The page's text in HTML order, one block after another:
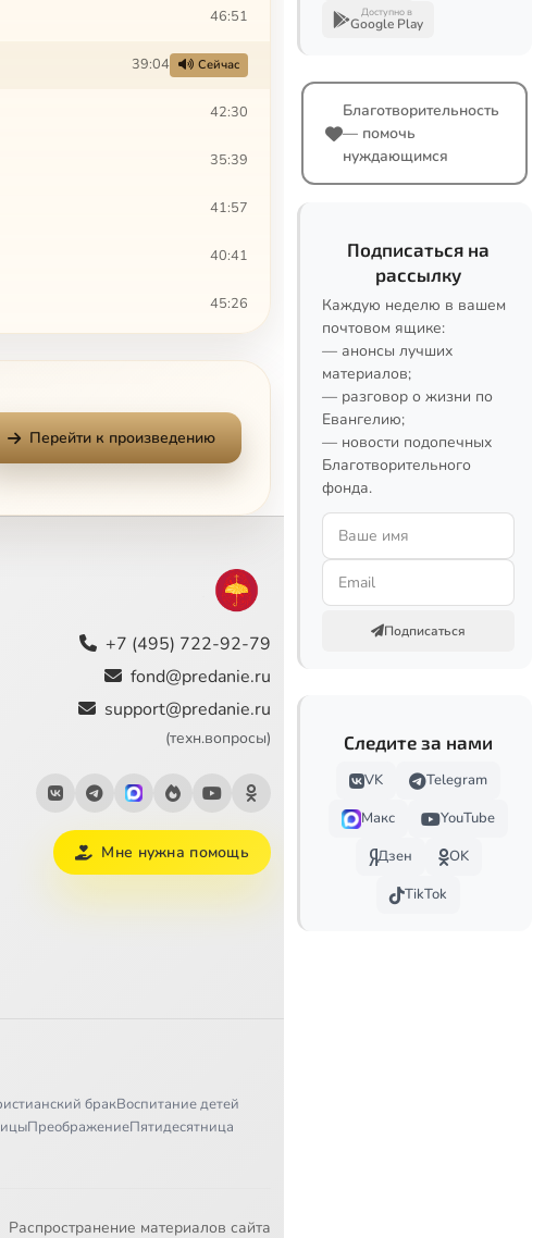
46:51
39:04 Сейчас
42:30
35:39
41:57
40:41
45:26
17:32
36:36
39:17
56:30
36:15
51:26
45:54
47:31
Перейти к произведению
+7 (495) 722-92-79
fond@predanie.ru
support@predanie.ru
(техн.вопросы)
Мне нужна помощь
бракВоспитание детей
ПреображениеПятидесятница
Распространение материалов сайта
Доступно в
Google Play
Благотворительность
— помочь
нуждающимся
Подписаться на
рассылку
Каждую неделю в вашем
почтовом ящике:
— анонсы лучших
материалов;
— разговор о жизни по
Евангелию;
— новости подопечных
Благотворительного
фонда.
Подписаться
Следите за нами
VK
Telegram
Макс
YouTube
Дзен
OK
TikTok